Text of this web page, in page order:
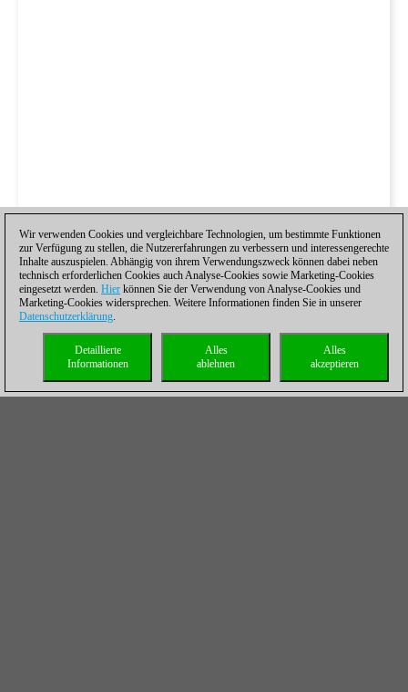
Wir verwenden Cookies und vergleichbare Technologien, um bestimmte Funktionen
zur Verfügung zu stellen, die Nutzererfahrungen zu verbessern und interessengerechte
Inhalte auszuspielen. Abhängig von ihrem Verwendungszweck können dabei neben
technisch erforderlichen Cookies auch Analyse-Cookies sowie Marketing-Cookies
eingesetzt werden. Hier können Sie der Verwendung von Analyse-Cookies und
Marketing-Cookies widersprechen. Weitere Informationen finden Sie in unserer
Datenschutzerklärung.
Alles
akzeptieren
Alles
ablehnen
Detaillierte
Informationen